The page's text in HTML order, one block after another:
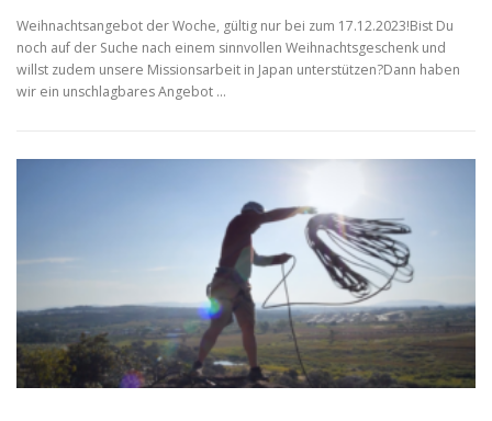
Weihnachtsangebot der Woche, gültig nur bei zum 17.12.2023!Bist Du
noch auf der Suche nach einem sinnvollen Weihnachtsgeschenk und
willst zudem unsere Missionsarbeit in Japan unterstützen?Dann haben
wir ein unschlagbares Angebot …